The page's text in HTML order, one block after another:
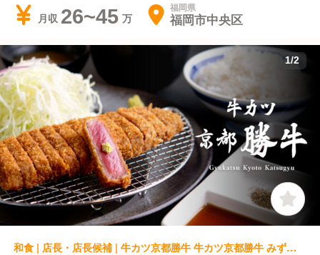
月収 26~45 福岡県
福岡市中央区
1/2
和食 | 店長・店長候補 | 牛カツ京都勝牛 牛カツ京都勝牛 みずほPayPayドーム福岡店